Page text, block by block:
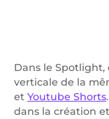
Dans le
verticale de la
et Youtube Shorts
dans la création